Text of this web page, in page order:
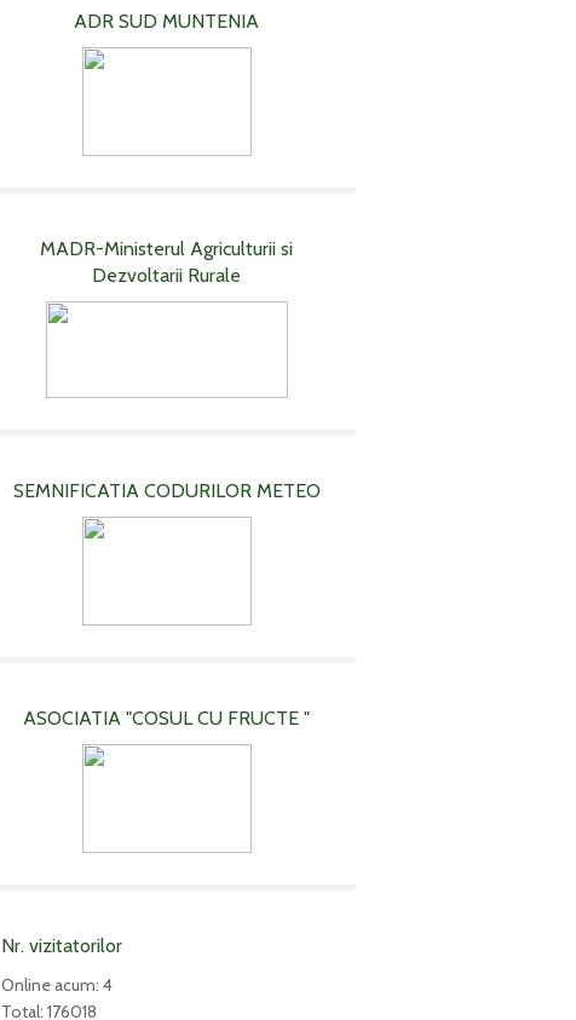
ADR SUD MUNTENIA
MADR-Ministerul Agriculturii si
Dezvoltarii Rurale
SEMNIFICATIA CODURILOR METEO
ASOCIATIA "COSUL CU FRUCTE "
Nr. vizitatorilor
Online acum: 4
Total: 176018